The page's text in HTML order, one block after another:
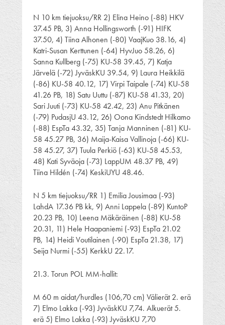
N 10 km tiejuoksu/RR 2) Elina Heino (-88) HKV
37.45 PB, 3) Anna Hollingsworth (-91) HIFK
37.50, 4) Tiina Alhonen (-80) VaajKuo 38.16, 4)
Katri-Susan Kerttunen (-64) HyvJuo 58.26, 6)
Sanna Kullberg (-75) KU-58 39.45, 7) Katja
Järvelä (-72) JyväskKU 39.54, 9) Laura Heikkilä
(-86) KU-58 40.12, 17) Virpi Taipale (-74) KU-58
41.26 PB, 18) Satu Uuttu (-87) KU-58 41.33, 20)
Sari Juuti (-73) KU-58 42.42, 23) Anu Pitkänen
(-79) PudasjU 43.12, 26) Oona Kindstedt Hilkamo
(-88) EspTa 43.32, 35) Tanja Manninen (-81) KU-
58 45.27 PB, 36) Maija-Kaisa Vallinoja (-66) KU-
58 45.27, 37) Tuula Perkiö (-63) KU-58 45.53,
48) Kati Syväoja (-73) LappUM 48.37 PB, 49)
Tiina Hildén (-74) KeskiUYU 48.46.
N 5 km tiejuoksu/RR 1) Emilia Jousimaa (-93)
LahdA 17.36 PB kk, 9) Anni Lappela (-89) KuntoP
20.23 PB, 10) Leena Mäkäräinen (-88) KU-58
20.31, 11) Hele Haapaniemi (-93) EspTa 21.02
PB, 14) Heidi Voutilainen (-90) EspTa 21.38, 17)
Seija Nurmi (-55) KerkkU 22.17.
21.3. Torun POL MM-hallit:
M 60 m aidat/hurdles (106,70 cm) Välierät 2. erä
7) Elmo Lakka (-93) JyväskKU 7,74. Alkuerät 5.
erä 5) Elmo Lakka (-93) JyväskKU 7,70